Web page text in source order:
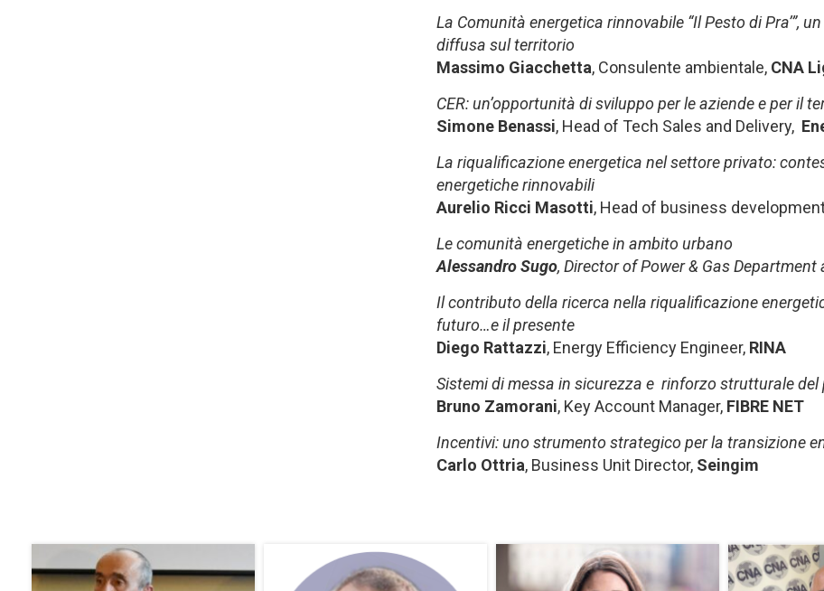
La Comunità energetica rinnovabile “Il Pesto di Pra’”,
diffusa sul territorio
Massimo Giacchetta, Consulente ambientale, CNA
CER: un’opportunità di sviluppo per le aziende e per il
Simone Benassi, Head of Tech Sales and Delivery,
La riqualificazione energetica nel settore privato:
energetiche rinnovabili
Aurelio Ricci Masotti, Head of business
Le comunità energetiche in ambito urbano
Alessandro Sugo, Director of Power & Gas Department
Il contributo della ricerca nella riqualificazione
futuro…e il presente
Diego Rattazzi, Energy Efficiency Engineer, RINA
Sistemi di messa in sicurezza e rinforzo strutturale
Bruno Zamorani, Key Account Manager, FIBRE NET
Incentivi: uno strumento strategico per la transizione
Carlo Ottria, Business Unit Director, Seingim